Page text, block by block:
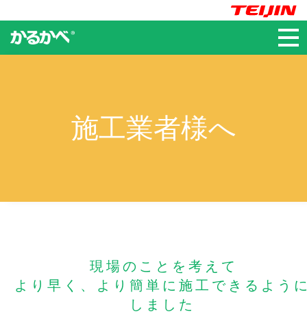
施工業者様へ
現場のことを考えて
より早く、より簡単に施工できるよう
しました